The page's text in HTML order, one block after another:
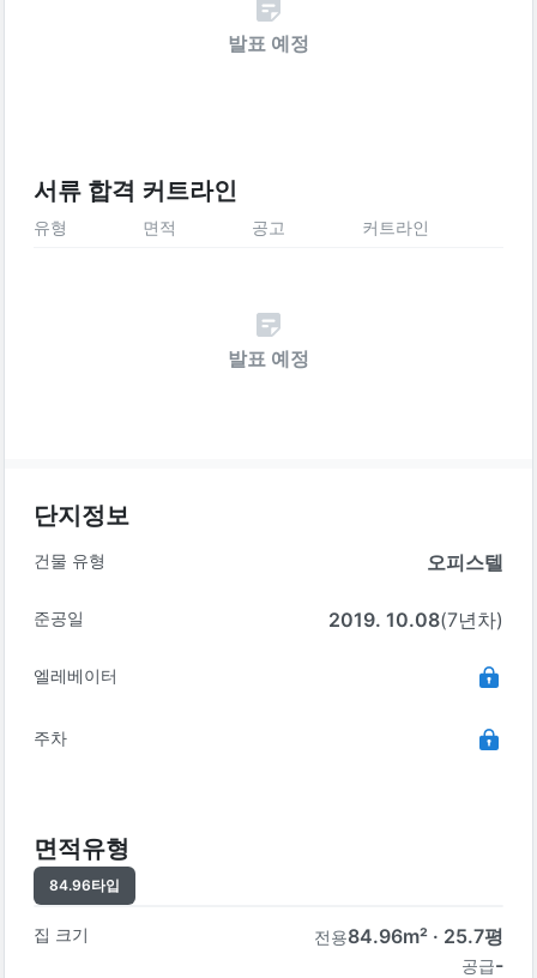
발표 예정
서류 합격 커트라인
유형 면적 공고 커트라인
발표 예정
단지정보
건물 유형 오피스텔
준공일 2019. 10.08(7년차)
엘레베이터
주차
면적유형
84.96타입
집 크기 전용84.96m² · 25.7평
공급-